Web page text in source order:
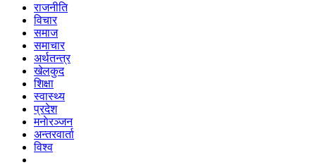
राजनीति
विचार
समाज
समाचार
अर्थतन्त्र
खेलकुद
शिक्षा
स्वास्थ्य
प्रदेश
मनाेरञ्जन
अन्तरवार्ता
विश्व